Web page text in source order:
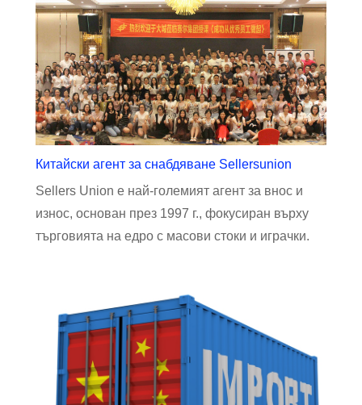
Китайски агент за снабдяване Sellersunion
Sellers Union е най-големият агент за внос и
износ, основан през 1997 г., фокусиран върху
търговията на едро с масови стоки и играчки.